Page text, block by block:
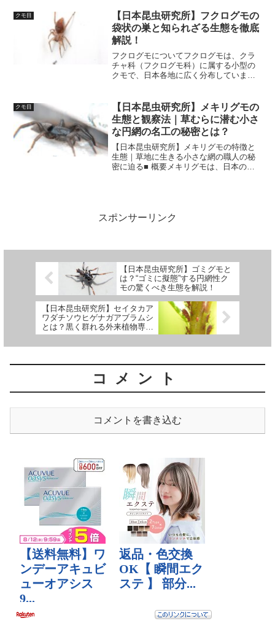
様に由来します。体長は4～6mmほどと
非常に小型ながら、...
クモ目
【日本昆虫研究所】フクログモの
袋状の巣と知られざる生態を徹底
解説！
フクログモについてフクログモは、クラ
チャ科（フクログモ科）に属する小型の
クモで、日本各地に広く分布していま
れた生活を送ります。特に夜行性で、昼
間は巣に潜み、夜間に活動す...
クモ目
【日本昆虫研究所】メキリグモの
生態と観察法｜草むらに潜む小さ
な円網の名工の秘密とは？
【日本昆虫研究所】メキリグモの特徴と
生態｜草地に生きる小さな網の職人の秘
密に迫る■ 概要メキリグモは、日本の草
スポンサーリンク
【日本昆虫研究所】ゴミグモと
は？“ゴミに擬態”する円網性ク
モの驚くべき生態を解説！
【日本昆虫研究所】セイタカア
ワダチソウヒゲナガアブラムシ
とは？黒く群れる外来植物専用
アブラムシの驚きの生態
コメント
コメントを書き込む